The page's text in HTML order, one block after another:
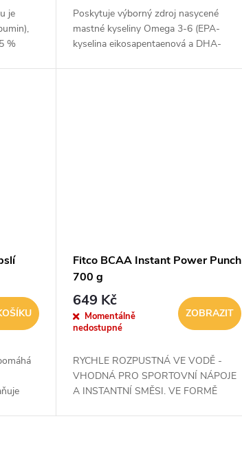
je
%
Poskytuje výborný zdroj nasycené
mastné kyseliny Omega 3-6 (EPA-
kyselina eikosapentaenová a DHA-
Fitco BCAA Instant Power Punch
700 g
649 Kč
Momentálně
nedostupné
ZOBRAZIT
RYCHLE ROZPUSTNÁ VE VODĚ -
VHODNÁ PRO SPORTOVNÍ NÁPOJE
A INSTANTNÍ SMĚSI. VE FORMĚ